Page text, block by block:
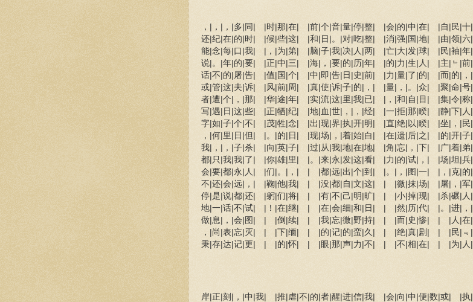
，|，|，|多|同| |时|那|在| |前|个|音|量|停|整| |会|的|中|在| |自|民|十|
还|纪|在|的|时| |候|些|这| |和|日|。|对|吃|整| |消|强|国|地| |由|领|六|
能|念|每|口|我| |，|为|第| |脑|子|我|决|人|两| |亡|大|发|球| |民|袖|年|
说|。|年|的|要| |正|中|三| |海|，|要|的|历|年| |的|力|生|人| |主|﹄|前|
话|不|的|屠|告| |值|国|个| |中|即|告|日|史|前| |力|量|了|的| |而|的|，|
或|管|这|夫|诉| |风|前|周| |真|使|诉|子|的|，| |量|，|。|众| |聚|命|号|
者|遭|个|，|那| |华|途|年| |实|流|这|里|我|已| |，|和|自|目| |集|令|称|
写|遇|日|这|些| |正|牺|纪| |地|血|世|，|，|经| |一|拒|那|睽| |静|下|人|
字|如|子|个|不| |茂|牲|念| |出|现|界|执|开|明| |直|绝|以|睽| |坐|，|民|
，|何|里|日|但| |。|的|日| |现|场|，|着|始|白| |在|遗|后|之| |的|开|子|
我|，|，|子|杀| |向|英|子| |过|从|我|地|在|地| |角|忘|，|下| |广|着|弟|
都|只|我|我|了| |你|雄|里| |。|来|永|发|这|看| |力|的|试|，| |场|坦|兵|
会|要|都|永|人| |们|。|，| | |都|远|出|个|到| |。|，|图|一| |，|克|的|
不|还|会|远|，| |鞠|他|我| | |没|都|自|文|这| | |微|抹|场| |屠|，|军|
停|是|说|都|还| |躬|们|将| | |有|不|己|明|旷| | |小|掉|现| |杀|碾|人|
地|一|话|不|试| |！|在|继| | |在|会|细|和|日| | |然|历|代| |。|进|，|
做|息|，|会|图| | |倒|续| | |我|忘|微|野|持| | |而|史|惨| | |人|在|
，|尚|表|忘|灭| | |下|缅| | |的|记|的|蛮|久| | |绝|真|剧| | |民|﹃|
秉|存|达|记|更| | |的|怀| | |眼|那|声|力|不| | |不|相|在| | |为|人|
岸|正|刻|，|中|我| |推|虐|不|的|者|醒|进|信|我| |会|向|中|便|数|或| |执|